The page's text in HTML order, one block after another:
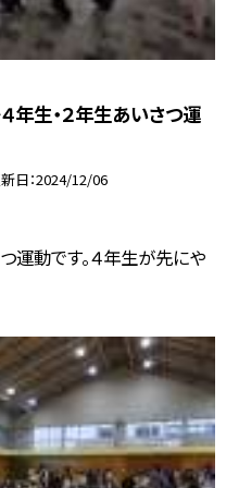
年生・２年生あいさつ運
日 2024/12/06
運動です。４年生が先にや